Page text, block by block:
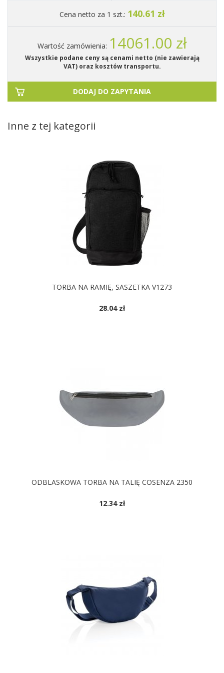
Cena netto za 1 szt.: 140.61 zł
Wartość zamówienia: 14061.00 zł
Wszystkie podane ceny są cenami netto (nie zawierają
VAT) oraz kosztów transportu.
DODAJ DO ZAPYTANIA
Inne z tej kategorii
TORBA NA RAMIĘ, SASZETKA V1273
28.04 zł
ODBLASKOWA TORBA NA TALIĘ COSENZA 2350
12.34 zł